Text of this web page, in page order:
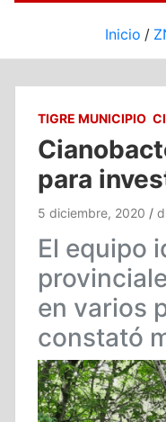
Inicio
TIGRE MUNICIPIO
para
5 diciembre, 2020
El equipo
en varios
constató